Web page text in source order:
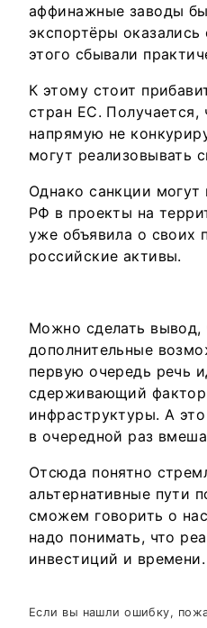
аффинажные заводы
экспортёры
этого сбывали
К этому стоит
стран ЕС. Получается,
напрямую не
могут реализовывать
Однако санкции могут
РФ в проекты на
уже объявила о своих
российские активы.
Можно сделать вывод,
дополнительные
первую очередь речь
сдерживающий фактор
инфраструктуры. А
в очередной раз
Отсюда понятно
альтернативные пути
сможем говорить о
надо понимать, что
инвестиций и времени.
Если вы нашли ошибку,